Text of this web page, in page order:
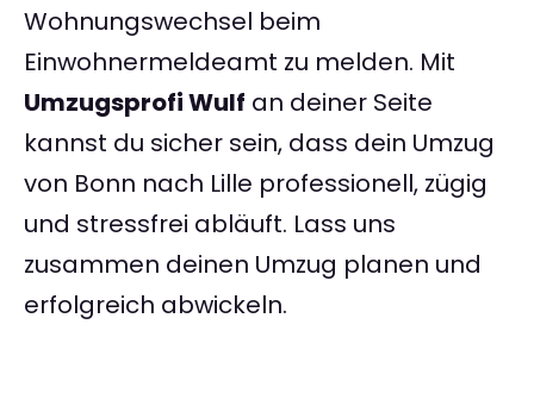
Wohnungswechsel beim
Einwohnermeldeamt zu melden. Mit
Umzugsprofi Wulf an deiner Seite
kannst du sicher sein, dass dein Umzug
von Bonn nach Lille professionell, zügig
und stressfrei abläuft. Lass uns
zusammen deinen Umzug planen und
erfolgreich abwickeln.